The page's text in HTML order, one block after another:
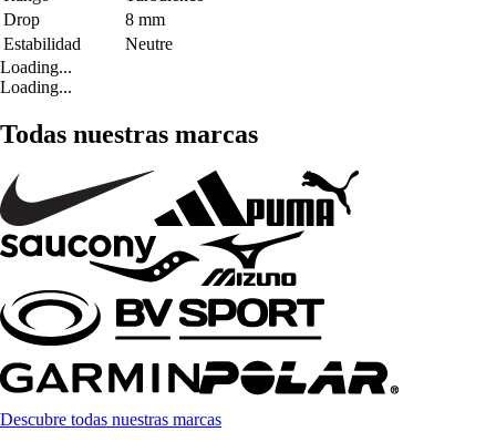
Drop
8 mm
Estabilidad
Neutre
Loading...
Loading...
Todas nuestras marcas
Descubre todas nuestras marcas